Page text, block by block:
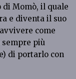
di Momò, il quale
e diventa il suo
come
più
di portarlo con